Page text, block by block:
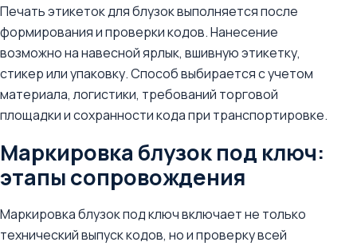
Печать этикеток для блузок выполняется после
формирования и проверки кодов. Нанесение
возможно на навесной ярлык, вшивную этикетку,
стикер или упаковку. Способ выбирается с учетом
материала, логистики, требований торговой
площадки и сохранности кода при транспортировке.
Маркировка блузок под ключ:
этапы сопровождения
Маркировка блузок под ключ включает не только
технический выпуск кодов, но и проверку всей